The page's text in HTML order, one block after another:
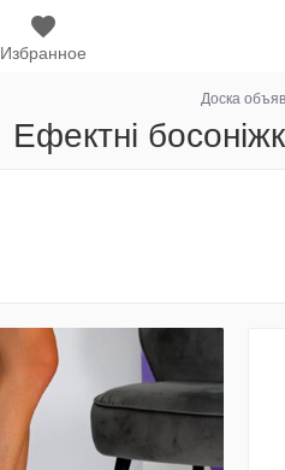
Избранное
Доска
Ефектні